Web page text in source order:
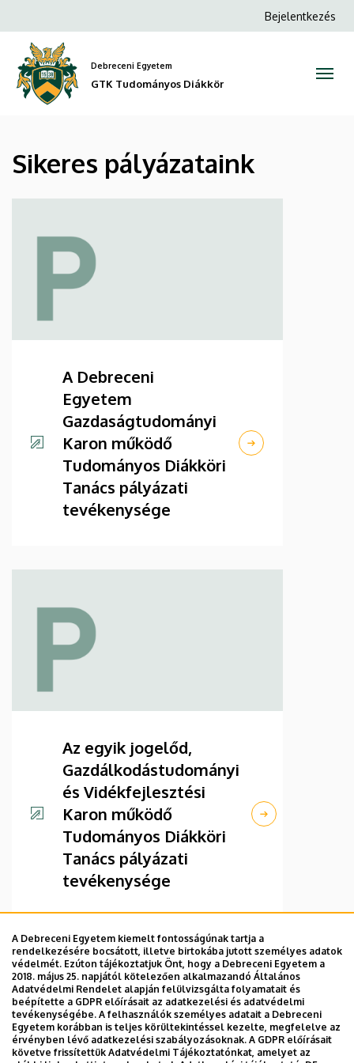
pályázataink
GTK
Tudományos
Diákkör
a
tartalomra
Anonim
Bejelentkezés
Debreceni Egyetem
GTK Tudományos Diákkör
Sikeres pályázataink
A Debreceni
Egyetem
Gazdaságtudományi
Karon működő
Tudományos Diákköri
Tanács pályázati
tevékenysége
Az egyik jogelőd,
Gazdálkodástudományi
és Vidékfejlesztési
Karon működő
Tudományos Diákköri
Tanács pályázati
tevékenysége
Adatvédelem
A Debreceni Egyetem kiemelt fontosságúnak tartja a
rendelkezésére bocsátott, illetve birtokába jutott személyes adatok
védelmét. Ezúton tájékoztatjuk Önt, hogy a Debreceni Egyetem a
2018. május 25. napjától kötelezően alkalmazandó Általános
Adatvédelmi Rendelet alapján felülvizsgálta folyamatait és
beépítette a GDPR előírásait az adatkezelési és adatvédelmi
tevékenységébe. A felhasználók személyes adatait a Debreceni
Egyetem korábban is teljes körültekintéssel kezelte, megfelelve az
érvényben lévő adatkezelési szabályozásoknak. A GDPR előírásait
követve frissítettük Adatvédelmi Tájékoztatónkat, amelyet az